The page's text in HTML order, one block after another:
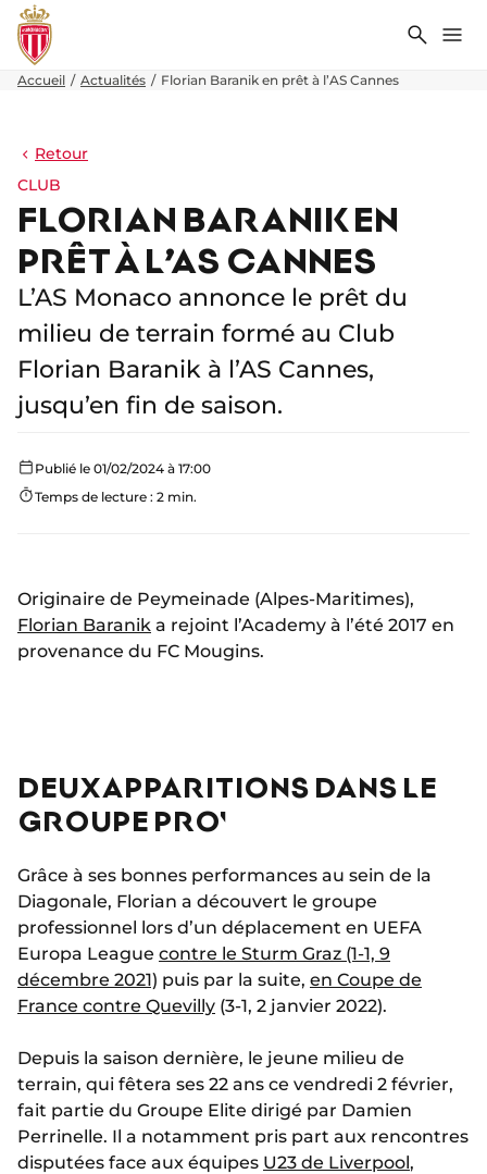
Accueil Actualités Florian Baranik en prêt à l’AS Cannes
Retour
CLUB
FLORIAN BARANIK EN
PRÊT À L’AS CANNES
L’AS Monaco annonce le prêt du
milieu de terrain formé au Club
Florian Baranik à l’AS Cannes,
jusqu’en fin de saison.
Publié le 01/02/2024 à 17:00
Temps de lecture : 2 min.
Originaire de Peymeinade (Alpes-Maritimes),
Florian Baranik a rejoint l’Academy à l’été 2017 en
provenance du FC Mougins.
DEUX APPARITIONS DANS LE
GROUPE PRO'
Grâce à ses bonnes performances au sein de la
Diagonale, Florian a découvert le groupe
professionnel lors d’un déplacement en UEFA
Europa League contre le Sturm Graz (1-1, 9
décembre 2021) puis par la suite, en Coupe de
France contre Quevilly (3-1, 2 janvier 2022).
Depuis la saison dernière, le jeune milieu de
terrain, qui fêtera ses 22 ans ce vendredi 2 février,
fait partie du Groupe Elite dirigé par Damien
Perrinelle. Il a notamment pris part aux rencontres
disputées face aux équipes U23 de Liverpool,